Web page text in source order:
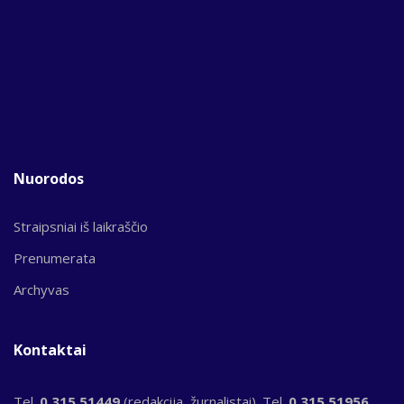
Nuorodos
Straipsniai iš laikraščio
Prenumerata
Archyvas
Kontaktai